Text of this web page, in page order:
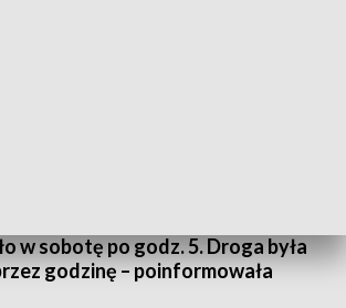
w sobotę po godz. 5. Droga była
godzinę – poinformowała